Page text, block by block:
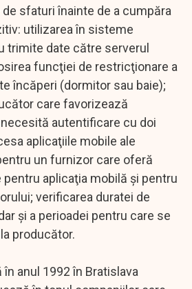
sfaturi înainte de a cumpăra
utilizarea în sisteme
trimite date către serverul
funcţiei de restricţionare a
încăperi (dormitor sau baie);
care favorizează
autentificare cu doi
aplicaţiile mobile ale
un furnizor care oferă
aplicaţia mobilă şi pentru
verificarea duratei de
şi a perioadei pentru care se
producător.
anul 1992 în Bratislava